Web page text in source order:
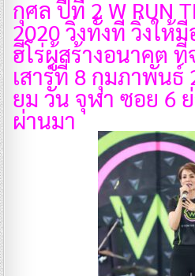
กุศล ปีที่ 2 W RUN
2020 วิ่งทั้งที วิ่งให้
ฮีโร่ผู้สร้างอนาคต
เสาร์ที่ 8 กุมภาพันธ์
ยม วัน จุฬา ซอย 6
ผ่านมา